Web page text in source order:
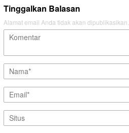
Tinggalkan Balasan
Alamat email Anda tidak akan dipublikasikan.